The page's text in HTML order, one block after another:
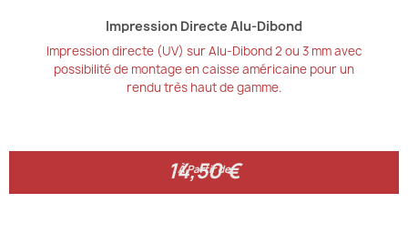
Impression Directe Alu-Dibond
Impression directe (UV) sur Alu-Dibond 2 ou 3 mm avec
possibilité de montage en caisse américaine pour un
rendu très haut de gamme.
À Partir de
14,50 €